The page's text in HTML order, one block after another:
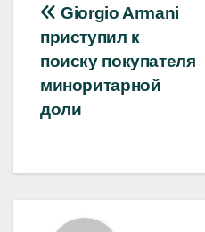
Навигация
по
записям
Giorgio Armani
приступил к
поиску покупателя
миноритарной
доли